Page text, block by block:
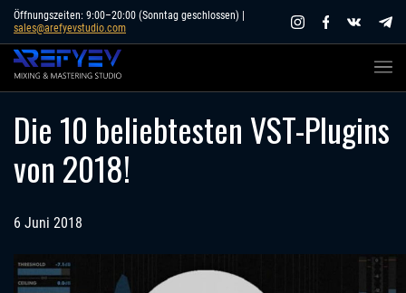
Skip
content
Öffnungszeiten: 9:00–20:00 (Sonntag geschlossen) |
sales@arefyevstudio.com
Die 10 beliebtesten VST-Plugins
von 2018!
6 Juni 2018